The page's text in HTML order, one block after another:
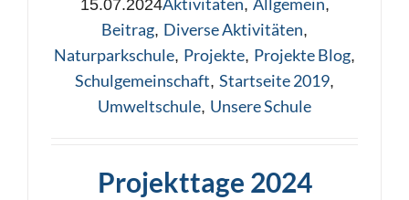
15.07.2024 , ,
Beitrag, Diverse Aktivitäten,
Naturparkschule, Projekte, Projekte Blog,
Schulgemeinschaft, Startseite 2019,
Umweltschule, Unsere Schule
Projekttage 2024